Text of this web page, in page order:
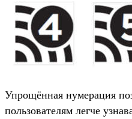
Упрощённая нумерация
пользователям легче